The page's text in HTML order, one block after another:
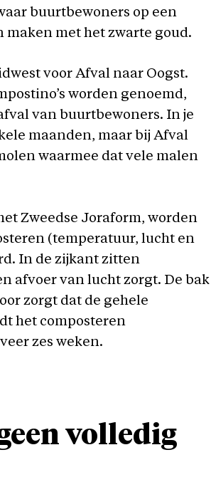
buurtbewoners op een
met het zwarte goud.
voor Afval naar Oogst.
worden genoemd,
van buurtbewoners. In je
maanden, maar bij Afval
waarmee dat vele malen
Zweedse Joraform, worden
(temperatuur, lucht en
In de zijkant zitten
afvoer van lucht zorgt. De bak
zorgt dat de gehele
het composteren
zes weken.
volledig